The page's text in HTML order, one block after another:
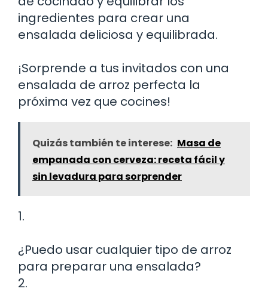
ingredientes para crear una
ensalada deliciosa y equilibrada.
¡Sorprende a tus invitados con una
ensalada de arroz perfecta la
próxima vez que cocines!
Quizás también te interese: Masa de
empanada con cerveza: receta fácil y
sin levadura para sorprender
1.
¿Puedo usar cualquier tipo de arroz
para preparar una ensalada?
2.